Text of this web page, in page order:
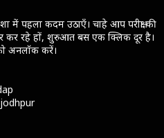
में पहला कदम उठाएँ। चाहे आप परीक्षा की
कर रहे हों, शुरुआत बस एक क्लिक दूर है।
अनलॉक करें।